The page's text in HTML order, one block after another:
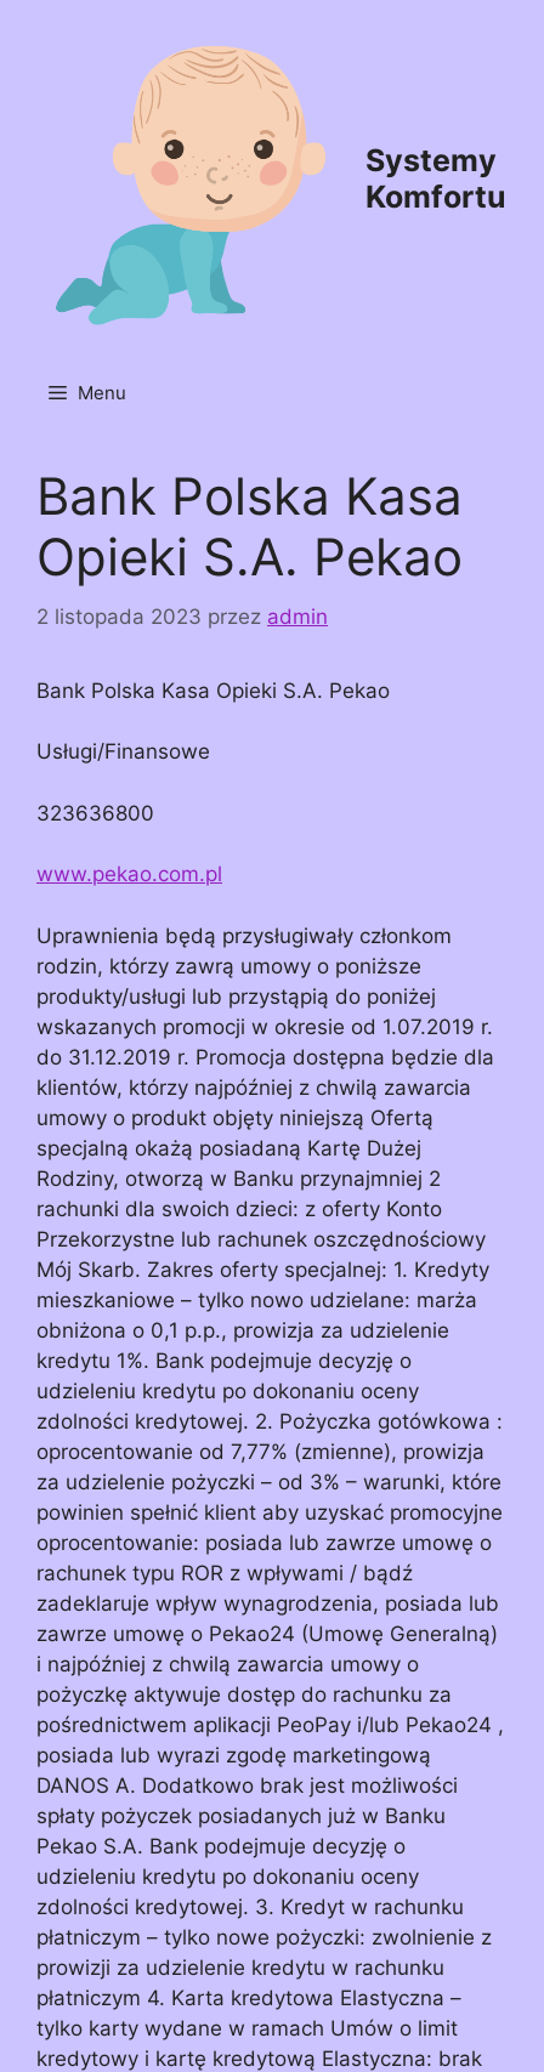
Systemy
Komfortu
Menu
Bank Polska Kasa
Opieki S.A. Pekao
2 listopada 2023 przez admin
Bank Polska Kasa Opieki S.A. Pekao
Usługi/Finansowe
323636800
www.pekao.com.pl
Uprawnienia będą przysługiwały członkom
rodzin, którzy zawrą umowy o poniższe
produkty/usługi lub przystąpią do poniżej
wskazanych promocji w okresie od 1.07.2019 r.
do 31.12.2019 r. Promocja dostępna będzie dla
klientów, którzy najpóźniej z chwilą zawarcia
umowy o produkt objęty niniejszą Ofertą
specjalną okażą posiadaną Kartę Dużej
Rodziny, otworzą w Banku przynajmniej 2
rachunki dla swoich dzieci: z oferty Konto
Przekorzystne lub rachunek oszczędnościowy
Mój Skarb. Zakres oferty specjalnej: 1. Kredyty
mieszkaniowe – tylko nowo udzielane: marża
obniżona o 0,1 p.p., prowizja za udzielenie
kredytu 1%. Bank podejmuje decyzję o
udzieleniu kredytu po dokonaniu oceny
zdolności kredytowej. 2. Pożyczka gotówkowa :
oprocentowanie od 7,77% (zmienne), prowizja
za udzielenie pożyczki – od 3% – warunki, które
powinien spełnić klient aby uzyskać promocyjne
oprocentowanie: posiada lub zawrze umowę o
rachunek typu ROR z wpływami / bądź
zadeklaruje wpływ wynagrodzenia, posiada lub
zawrze umowę o Pekao24 (Umowę Generalną)
i najpóźniej z chwilą zawarcia umowy o
pożyczkę aktywuje dostęp do rachunku za
pośrednictwem aplikacji PeoPay i/lub Pekao24 ,
posiada lub wyrazi zgodę marketingową
DANOS A. Dodatkowo brak jest możliwości
spłaty pożyczek posiadanych już w Banku
Pekao S.A. Bank podejmuje decyzję o
udzieleniu kredytu po dokonaniu oceny
zdolności kredytowej. 3. Kredyt w rachunku
płatniczym – tylko nowe pożyczki: zwolnienie z
prowizji za udzielenie kredytu w rachunku
płatniczym 4. Karta kredytowa Elastyczna –
tylko karty wydane w ramach Umów o limit
kredytowy i kartę kredytową Elastyczna: brak